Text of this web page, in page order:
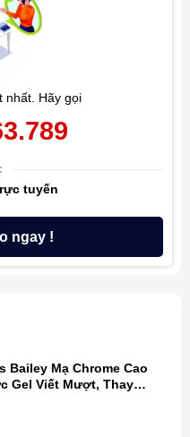
Hãy gọi
tuyến
ngay !
Bailey Mạ Chrome Cao
Gel Viết Mượt, Thay
Quà